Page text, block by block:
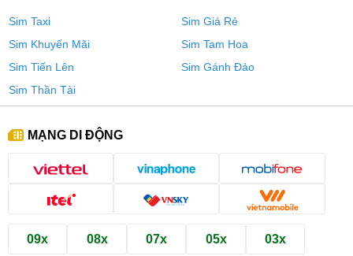
Sim Taxi
Sim Giá Rẻ
Sim Khuyến Mãi
Sim Tam Hoa
Sim Tiến Lên
Sim Gánh Đảo
Sim Thần Tài
MẠNG DI ĐỘNG
09x 08x 07x 05x 03x